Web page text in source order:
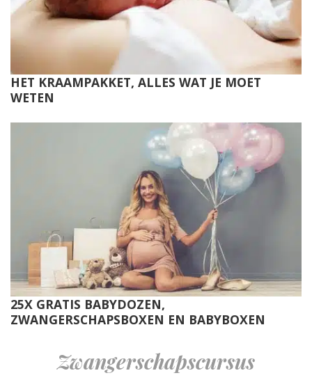
HET KRAAMPAKKET, ALLES WAT JE MOET
WETEN
25X GRATIS BABYDOZEN,
ZWANGERSCHAPSBOXEN EN BABYBOXEN
Zwangerschapscursus